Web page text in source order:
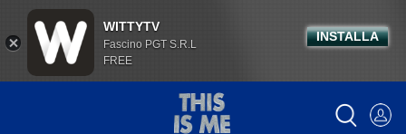
WITTYTV
Fascino PGT S.R.L
FREE
INSTALLA